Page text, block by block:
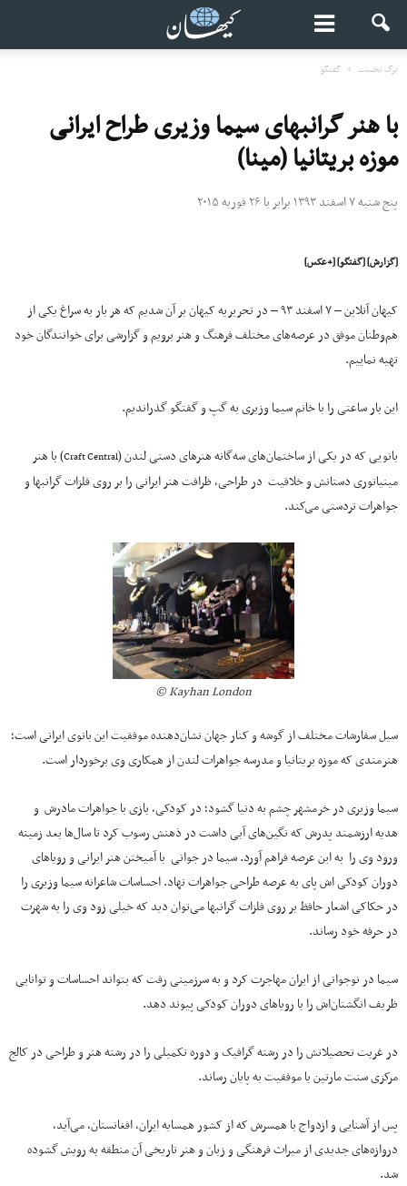
برگ نخست گفتگو
با هنر گرانبهای سیما وزیری طراح ایرانی
موزه بریتانیا (مینا)
پنج شنبه ۷ اسفند ۱۳۹۳ برابر با ۲۶ فوریه ۲۰۱۵
[گزارش] [گفتگو] [+عکس]
کیهان آنلاین – ۷ اسفند ۹۳ – در تحریریه کیهان بر آن شدیم که هر بار به سراغ یکی از
هم‌وطنان موفق در عرصه‌های مختلف فرهنگ و هنر برویم و گزارشی برای خوانندگان خود
تهیه نماییم.
این بار ساعتی را با خانم سیما وزیری به گپ و گفتگو گذراندیم.
بانویی که در یکی از ساختمان‌های سه‌گانه هنرهای دستی لندن (Craft Central) با هنر
مینیاتوری دستانش و خلاقیت در طراحی، ظرافت هنر ایرانی را بر روی فلزات گرانبها و
جواهرات تردستی می‌کند.
Kayhan London ©
سیل سفارشات مختلف از گوشه و کنار جهان نشان‌دهنده موفقیت این بانوی ایرانی است؛
هنرمندی که موزه بریتانیا و مدرسه جواهرات لندن از همکاری وی برخوردار است.
سیما وزیری در خرمشهر چشم به دنیا گشود؛ در کودکی، بازی با جواهرات مادرش و
هدیه ارزشمند پدرش که نگین‌های آبی داشت در ذهنش رسوب کرد تا سال‌ها بعد زمینه
ورود وی را به این عرصه فراهم آورد. سیما در جوانی با آمیختن هنر ایرانی و رویاهای
دوران کودکی اش پای به عرصه طراحی جواهرات نهاد. احساسات شاعرانه سیما وزیری را
در حکاکی اشعار حافظ بر روی فلزات گرانبها می‌توان دید که خیلی زود وی را به شهرت
در حرفه خود رساند.
سیما در نوجوانی از ایران مهاجرت کرد و به سرزمینی رفت که بتواند احساسات و توانایی
ظریف انگشتان‌اش را با رویاهای دوران کودکی پیوند دهد.
در غربت تحصیلاتش را در رشته گرافیک و دوره تکمیلی را در رشته هنر و طراحی در کالج
مرکزی سنت مارتین با موفقیت به پایان رساند.
پس از آشنایی و ازدواج با همسرش که از کشور همسایه ایران، افغانستان، می‌آید،
دروازه‌های جدیدی از میراث فرهنگی و زبان و هنر تاریخی آن منطقه به رویش گشوده
شد.